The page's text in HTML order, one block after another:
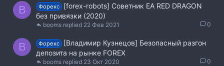
B Форекс
[forex-robots] Советник EA RED DRAGON
без привязки (2020)
0
22 Фев 2021
booms
B Форекс
[Владимир Кузнецов] Безопасный разгон
депозита на рынке FOREX
0
23 Окт 2020
booms